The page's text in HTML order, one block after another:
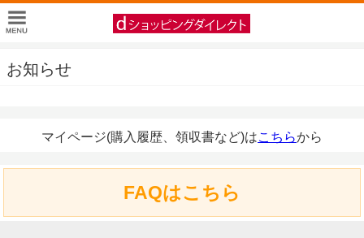
お知らせ
マイページ(購入履歴、領収書など)はこちらから
FAQはこちら